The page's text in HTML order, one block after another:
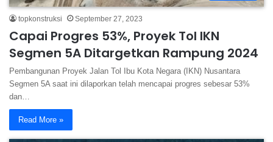
topkonstruksi September 27, 2023
Capai Progres 53%, Proyek Tol IKN
Segmen 5A Ditargetkan Rampung 2024
Pembangunan Proyek Jalan Tol Ibu Kota Negara (IKN) Nusantara
Segmen 5A saat ini dilaporkan telah mencapai progres sebesar 53%
dan…
Read More »